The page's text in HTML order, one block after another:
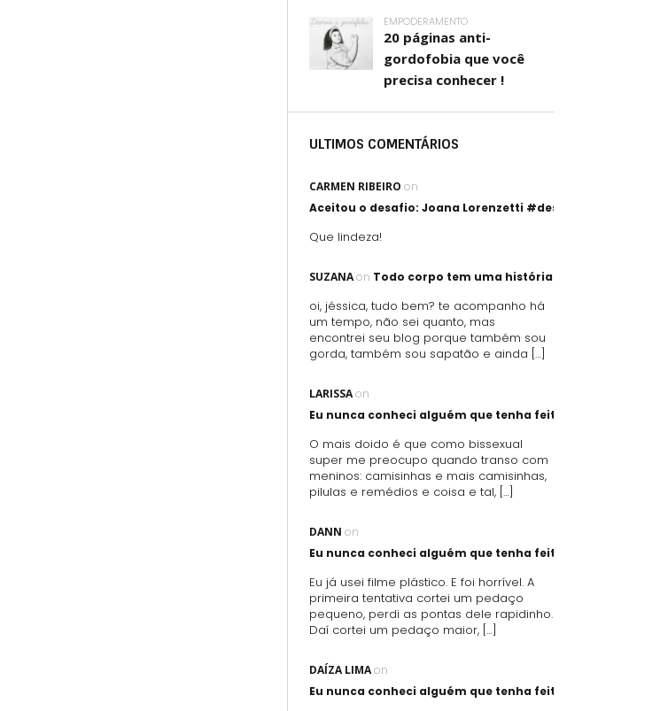
EMPODERAMENTO
20 páginas anti-
gordofobia que você
precisa conhecer !
ULTIMOS COMENTÁRIOS
CARMEN RIBEIRO on
Aceitou o desafio: Joana Lorenzetti #desafioartegorda
Que lindeza!
SUZANAon Todo corpo tem uma história
oi, jéssica, tudo bem? te acompanho há
um tempo, não sei quanto, mas
encontrei seu blog porque também sou
gorda, também sou sapatão e ainda […]
LARISSAon
Eu nunca conheci alguém que tenha feito sexo oral
O mais doido é que como bissexual
super me preocupo quando transo com
meninos: camisinhas e mais camisinhas,
pilulas e remédios e coisa e tal, […]
DANN on
Eu nunca conheci alguém que tenha feito sexo oral
Eu já usei filme plástico. E foi horrível. A
primeira tentativa cortei um pedaço
pequeno, perdi as pontas dele rapidinho.
Daí cortei um pedaço maior, […]
DAÍZA LIMAon
Eu nunca conheci alguém que tenha feito sexo oral